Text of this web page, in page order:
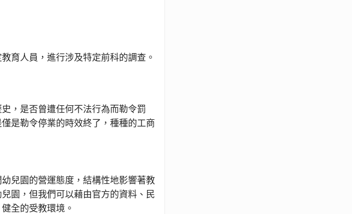
育人員，進行涉及特定前科的調查。
，是否曾遭任何不法行為而勒令罰
是勒令停業的時效終了，種種的工商
兒園的營運態度，結構性地影響著教
園，但我們可以藉由官方的資料、民
全的受教環境。